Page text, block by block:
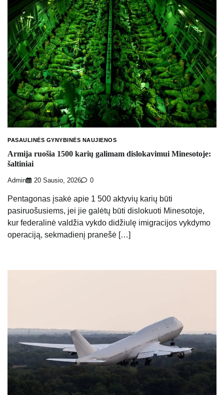
PASAULINĖS GYNYBINĖS NAUJIENOS
Armija ruošia 1500 karių galimam dislokavimui Minesotoje:
šaltiniai
Admin 20 Sausio, 2026 0
Pentagonas įsakė apie 1 500 aktyvių karių būti
pasiruošusiems, jei jie galėtų būti dislokuoti Minesotoje,
kur federalinė valdžia vykdo didžiulę imigracijos vykdymo
operaciją, sekmadienį pranešė […]